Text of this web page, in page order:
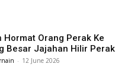
Hormat Orang Perak Ke
Besar Jajahan Hilir Perak
- 12 June 2026